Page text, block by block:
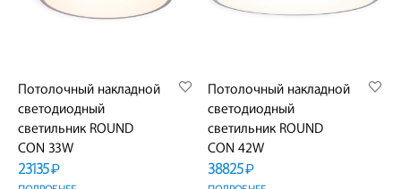
Потолочный накладной
светодиодный
светильник ROUND
CON 33W
23135₽
Потолочный накладной
светодиодный
светильник ROUND
CON 42W
38825₽